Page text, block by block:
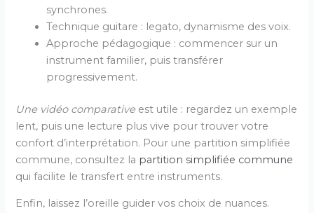
synchrones.
Technique guitare : legato, dynamisme des voix.
Approche pédagogique : commencer sur un
instrument familier, puis transférer
progressivement.
Une vidéo comparativeest utile : regardez un exemple
lent, puis une lecture plus vive pour trouver votre
confort d’interprétation. Pour une partition simplifiée
commune, consultez la partition simplifiée commune
qui facilite le transfert entre instruments.
Enfin, laissez l’oreille guider vos choix de nuances.